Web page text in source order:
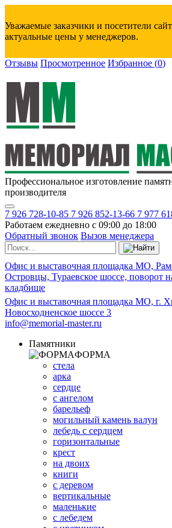
Уважаемые заказчики и посетители
актуальные цены у менеджеров.
Отзывы Просмотренное Избранное (0)
Профессиональное изготовление
производителя
7 926 728-10-85 7 926 852-13-66 7 977
Работаем ежедневно с 09:00 до 18:00
Обратный звонок Вызов менеджера
Офис и выставочная площадка МО,
Островцы, Тураевское шоссе, поворот
кладбище
Офис и выставочная площадка МО, г.
Новосходненское шоссе 3
info@memorial-master.ru
Памятники
ФОРМА
стела
арка
сердце
с ангелом
барельеф
могильный камень валун
лебедь с сердцем
горизонтальные
крест
на двоих
книги
с деревом
вертикальные
маленькие
с лебедем